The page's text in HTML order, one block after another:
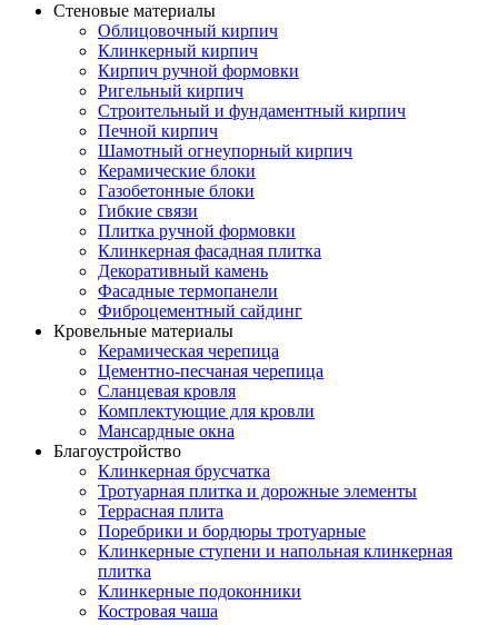
Стеновые материалы
Облицовочный кирпич
Клинкерный кирпич
Кирпич ручной формовки
Ригельный кирпич
Строительный и фундаментный кирпич
Печной кирпич
Шамотный огнеупорный кирпич
Керамические блоки
Газобетонные блоки
Гибкие связи
Плитка ручной формовки
Клинкерная фасадная плитка
Декоративный камень
Фасадные термопанели
Фиброцементный сайдинг
Кровельные материалы
Керамическая черепица
Цементно-песчаная черепица
Сланцевая кровля
Комплектующие для кровли
Мансардные окна
Благоустройство
Клинкерная брусчатка
Тротуарная плитка и дорожные элементы
Террасная плита
Поребрики и бордюры тротуарные
Клинкерные ступени и напольная клинкерная
плитка
Клинкерные подоконники
Костровая чаша